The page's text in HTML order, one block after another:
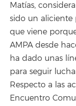
Matías,
sido un aliciente
que viene
AMPA desde
ha dado unas
para seguir
Respecto a las
Encuentro